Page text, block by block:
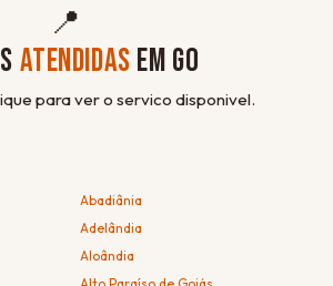
📍
ATENDIDAS EM GO
para ver o servico disponivel.
Abadiânia
Adelândia
Aloândia